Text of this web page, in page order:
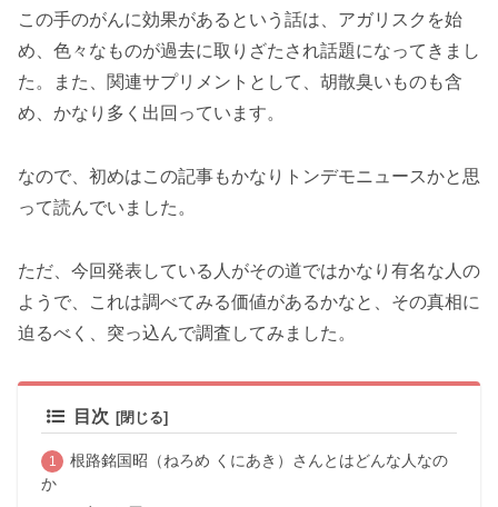
この手のがんに効果があるという話は、アガリスクを始
め、色々なものが過去に取りざたされ話題になってきまし
た。また、関連サプリメントとして、胡散臭いものも含
め、かなり多く出回っています。
なので、初めはこの記事もかなりトンデモニュースかと思
って読んでいました。
ただ、今回発表している人がその道ではかなり有名な人の
ようで、これは調べてみる価値があるかなと、その真相に
迫るべく、突っ込んで調査してみました。
目次
根路銘国昭（ねろめ くにあき）さんとはどんな人なの
か